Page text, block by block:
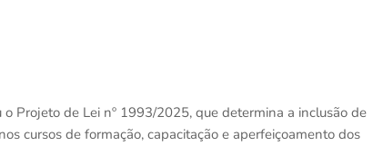
Projeto de Lei nº 1993/2025, que determina a inclusão de
cursos de formação, capacitação e aperfeiçoamento dos